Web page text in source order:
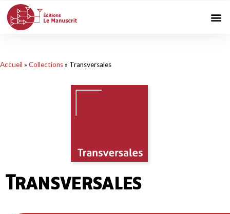
Accueil » Collections» Transversales
Transversales